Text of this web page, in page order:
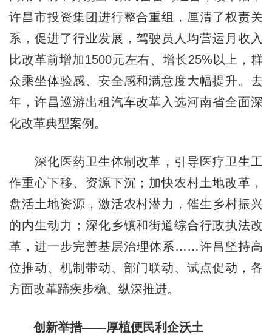
许昌市投资集团进行整合重组，厘清了权责关
系，促进了行业发展，驾驶员人均营运月收入
比改革前增加1500元左右、增长25%以上，群
众乘坐体验感、安全感和满意度大幅提升。去
年，许昌巡游出租汽车改革入选河南省全面深
化改革典型案例。
深化医药卫生体制改革，引导医疗卫生工
作重心下移、资源下沉；加快农村土地改革，
盘活土地资源，激活农村潜力，催生乡村振兴
的内生动力；深化乡镇和街道综合行政执法改
革，进一步完善基层治理体系……许昌坚持高
位推动、机制带动、部门联动、试点促动，各
方面改革蹄疾步稳、纵深推进。
创新举措——厚植便民利企沃土